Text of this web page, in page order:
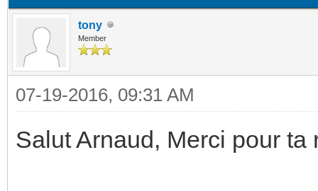
tony
Member
07-19-2016, 09:31 AM
Salut Arnaud, Merci pour ta